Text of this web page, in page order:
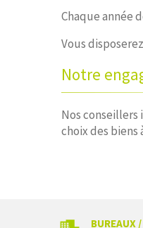
Chaque année
Vous
Notre
Nos
choix des
BUREAUX